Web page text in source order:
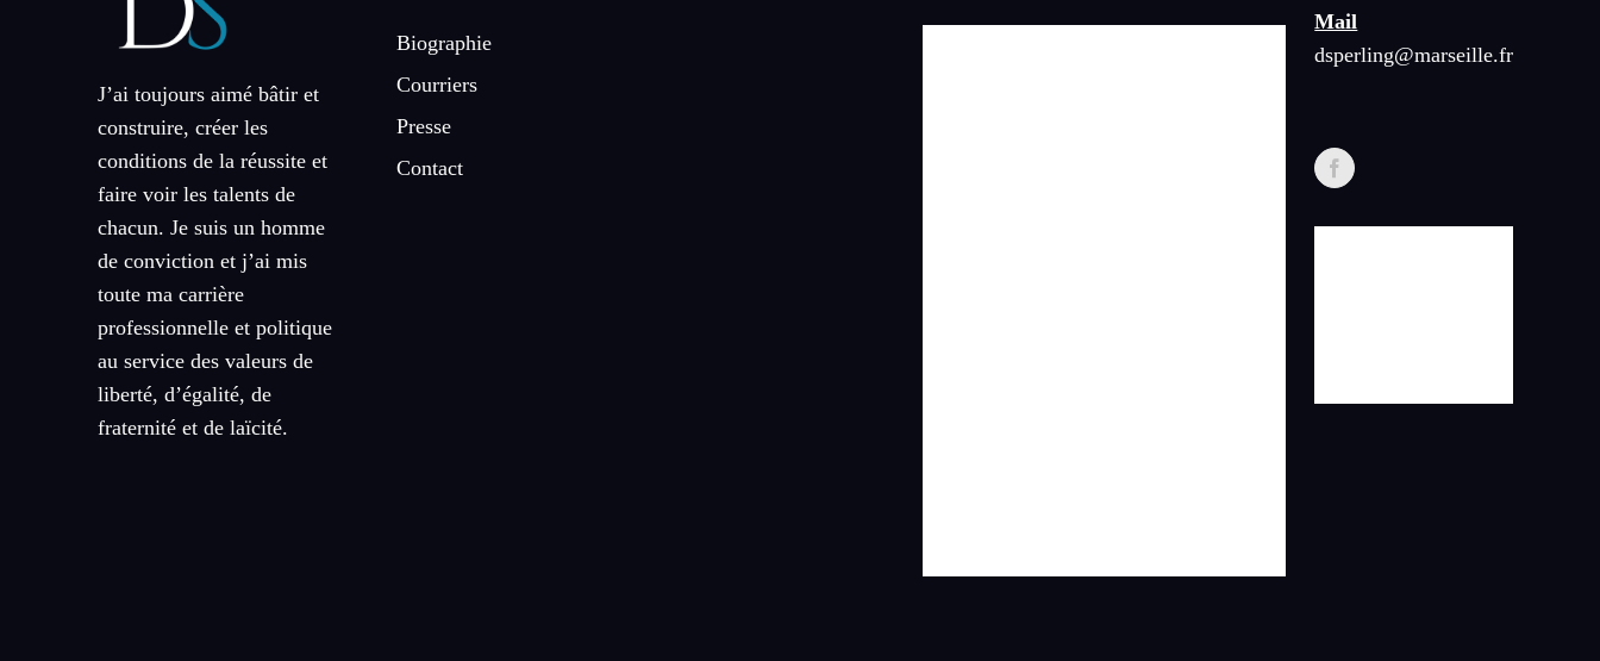
J’ai toujours aimé bâtir et
construire, créer les
conditions de la réussite et
faire voir les talents de
chacun. Je suis un homme
de conviction et j’ai mis
toute ma carrière
professionnelle et politique
au service des valeurs de
liberté, d’égalité, de
fraternité et de laïcité.
Biographie
Courriers
Presse
Contact
Mail
dsperling@marseille.fr